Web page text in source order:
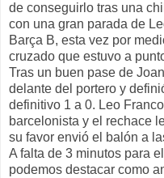
de conseguirlo tras una
con una gran parada de
Barça B, esta vez por
cruzado que estuvo a
Tras un buen pase de
delante del portero y
definitivo 1 a 0. Leo
barcelonista y el rechace
su favor envió el balón a
A falta de 3 minutos para
podemos destacar como